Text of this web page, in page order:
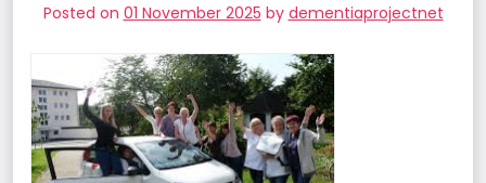
Posted on 01 November 2025 by dementiaprojectnet